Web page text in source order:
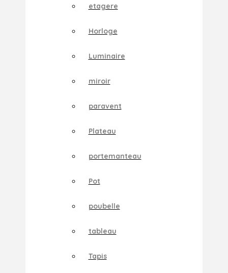
etagere
Horloge
Luminaire
miroir
paravent
Plateau
portemanteau
Pot
poubelle
tableau
Tapis